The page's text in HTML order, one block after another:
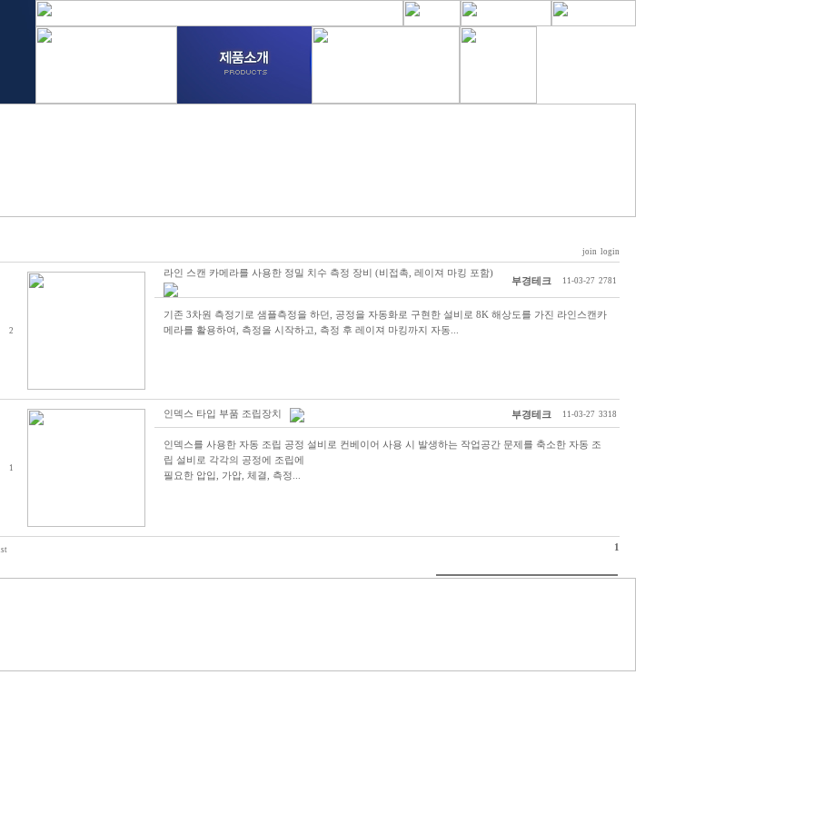
join login
2
라인 스캔 카메라를 사용한 정밀 치수 측정 장비 (비접촉, 레이져 마킹 포함)
부경테크
11-03-27 2781
기존 3차원 측정기로 샘플측정을 하던, 공정을 자동화로 구현한 설비로 8K 해상도를 가진 라인스캔카
메라를 활용하여, 측정을 시작하고, 측정 후 레이져 마킹까지 자동...
1
인덱스 타입 부품 조립장치 부경테크 11-03-27 3318
인덱스를 사용한 자동 조립 공정 설비로 컨베이어 사용 시 발생하는 작업공간 문제를 축소한 자동 조
립 설비로 각각의 공정에 조립에
필요한 압입, 가압, 체결, 측정...
1